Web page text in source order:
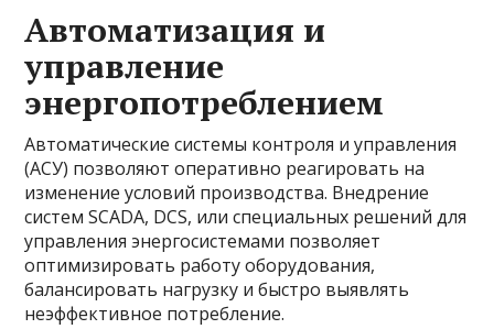
Автоматизация и
управление
энергопотреблением
Автоматические системы контроля и управления
(АСУ) позволяют оперативно реагировать на
изменение условий производства. Внедрение
систем SCADA, DCS, или специальных решений для
управления энергосистемами позволяет
оптимизировать работу оборудования,
балансировать нагрузку и быстро выявлять
неэффективное потребление.